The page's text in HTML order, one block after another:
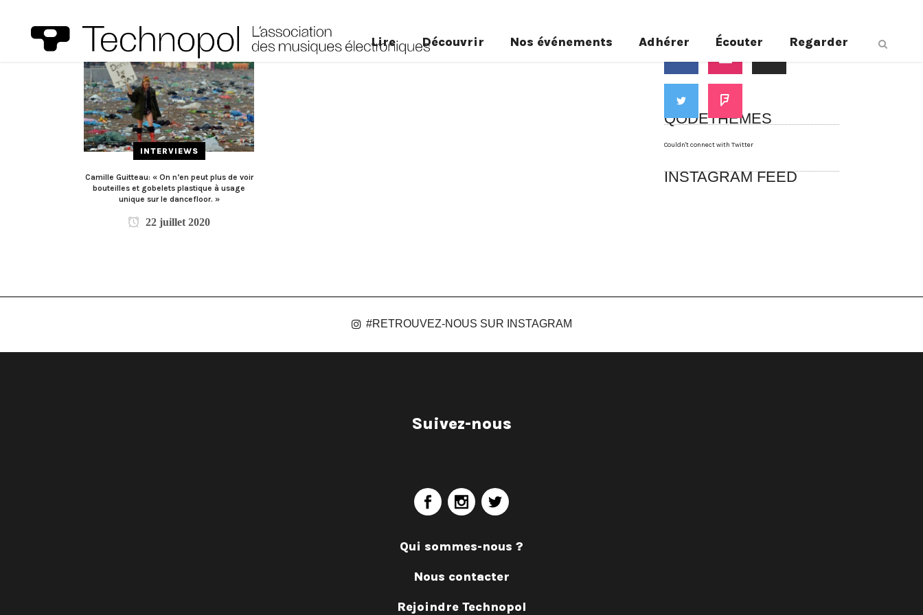
Lire Découvrir Nos événements Adhérer Écouter Regarder
INTERVIEWS
Camille Guitteau: « On n’en peut plus de voir
bouteilles et gobelets plastique à usage
unique sur le dancefloor. »
22 juillet 2020
Suivez-nous
QODETHEMES
Couldn't connect with Twitter
INSTAGRAM FEED
#RETROUVEZ-NOUS SUR INSTAGRAM
Suivez-nous
Qui sommes-nous ?
Nous contacter
Rejoindre Technopol